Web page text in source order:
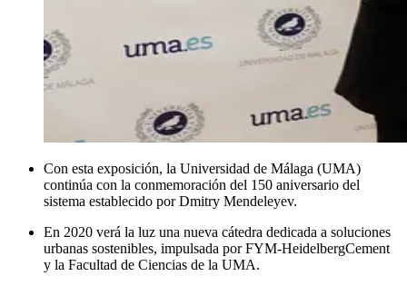
Con esta exposición, la Universidad de Málaga (UMA)
continúa con la conmemoración del 150 aniversario del
sistema establecido por Dmitry Mendeleyev.
En 2020 verá la luz una nueva cátedra dedicada a soluciones
urbanas sostenibles, impulsada por FYM-HeidelbergCement
y la Facultad de Ciencias de la UMA.